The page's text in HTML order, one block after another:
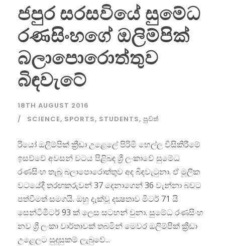
ජපුර සරසවියේ සුමේධ
රණසිංහගේ ඔලිම්පික්
බලාපොරොත්තුව
බිඳවැටේ
18TH AUGUST 2016
SCIENCE, SPORTS, STUDENTS, පුවත්
රියෝ ඔලිම්පික් ක්‍රීඩා උළෙලේ පිරිමි හෙල්ල විසිකිරීමේ
ඉසව්වේ අවසන් වටය පිළිබඳ ශ්‍රී ලංකාවේ සුමේධ
රණසිංහ තැබූ බලාපොරොත්තුව අද බිඳවැටුනා. ඒ මූලික
වටයේදී තරඟකරුවන් 37 දෙනාගෙන් 36 වැන්නා බවට
පත්වීමත් සමගයි. ඔහු දැක්වූ දක්‍ෂතාව මීටර් 71 යි
සෙන්ටිමීටර් 93 ක් ලෙස සටහන් වුනා. සුමේධ රණසිංහ
නව ශ්‍රී ලංකා වාර්තාවක් තබමින් මෙවර ඔලිම්පික් ක්‍රීඩා
උළෙලට සුදුසුකම් ලැබුවේ...